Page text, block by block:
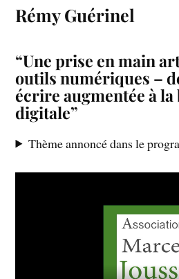
Rémy Guérinel
“Une prise en main
outils numériques –
écrire augmentée à
digitale”
Thème annoncé dans le